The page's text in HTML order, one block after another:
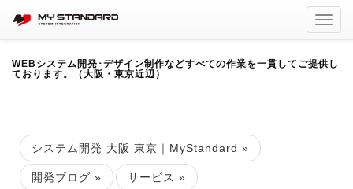
WEBシステム開発･デザイン制作などすべての作業を一貫してご提供し
ております。（大阪・東京近辺）
システム開発 大阪 東京｜MyStandard »
開発ブログ » サービス »